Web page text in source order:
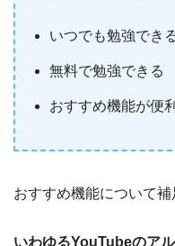
いつでも勉強でき
無料で勉強できる
おすすめ機能が便利
おすすめ機能について補
いわゆるYouTubeのア